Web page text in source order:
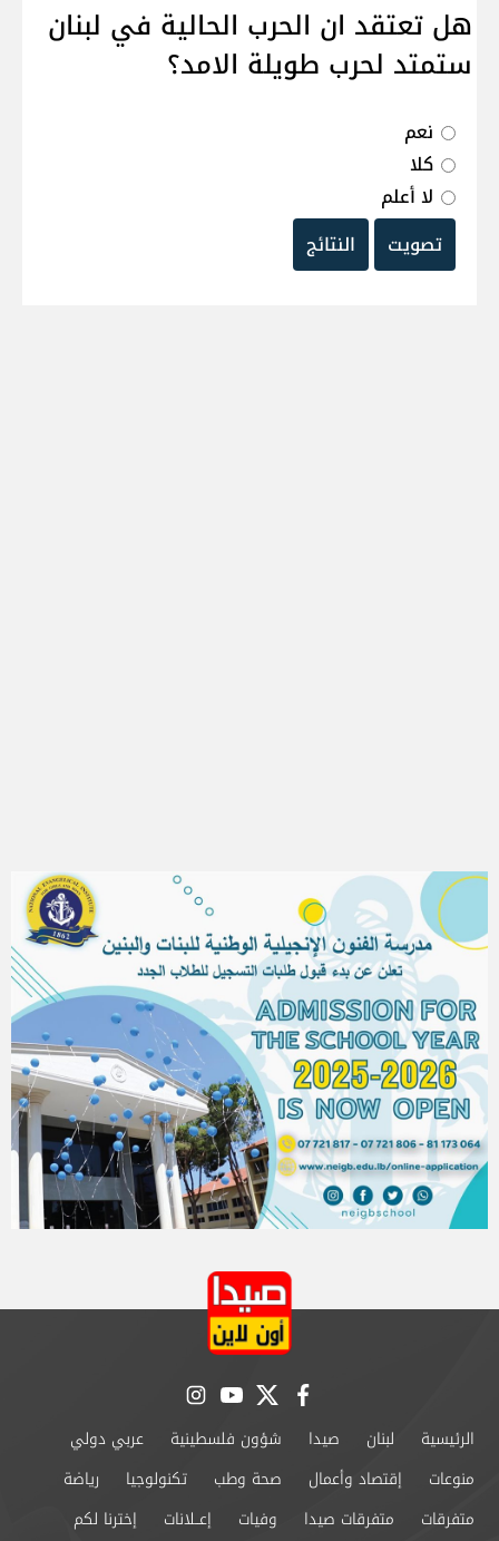
هل تعتقد ان الحرب الحالية في لبنان
ستمتد لحرب طويلة الامد؟
نعم
كلا
لا أعلم
تصويت
النتائج
facebook
twitter
youtube
instagram
الرئيسية لبنان صيدا شؤون فلسطينية
عربي دولي
منوعات
إقتصاد وأعمال صحة وطب تكنولوجيا
رياضة
متفرقات
متفرقات صيدا وفيات إعــلانات إخترنا لكم